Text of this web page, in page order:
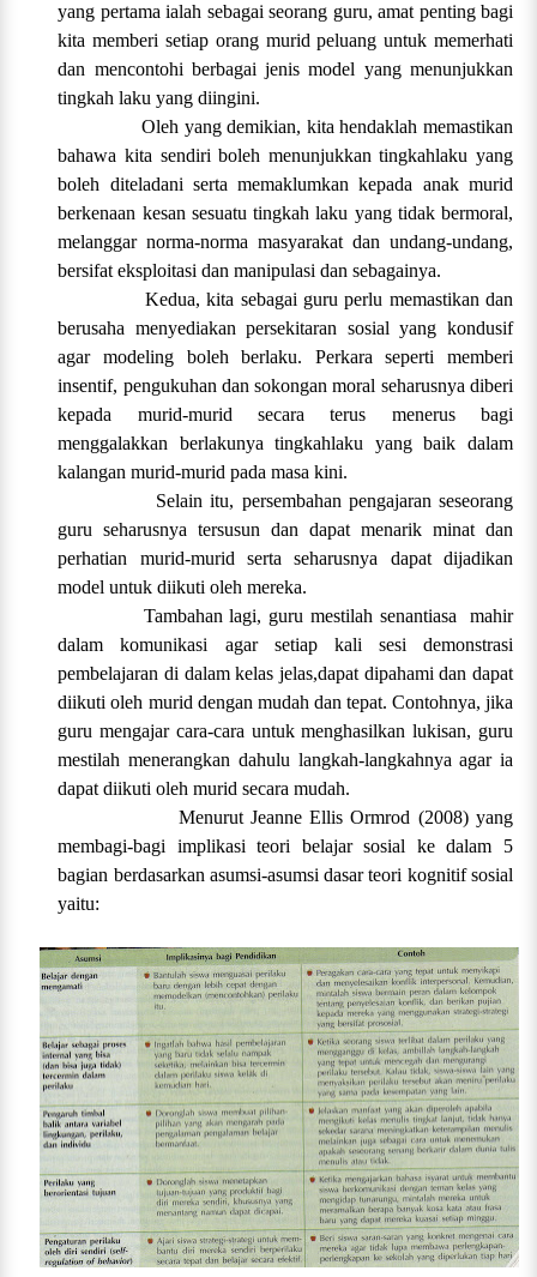
yang pertama ialah sebagai seorang guru, amat penting bagi
kita memberi setiap orang murid peluang untuk memerhati
dan mencontohi berbagai jenis model yang menunjukkan
tingkah laku yang diingini.
Oleh yang demikian, kita hendaklah memastikan
bahawa kita sendiri boleh menunjukkan tingkahlaku yang
boleh diteladani serta memaklumkan kepada anak murid
berkenaan kesan sesuatu tingkah laku yang tidak bermoral,
melanggar norma-norma masyarakat dan undang-undang,
bersifat eksploitasi dan manipulasi dan sebagainya.
Kedua, kita sebagai guru perlu memastikan dan
berusaha menyediakan persekitaran sosial yang kondusif
agar modeling boleh berlaku. Perkara seperti memberi
insentif, pengukuhan dan sokongan moral seharusnya diberi
kepada murid-murid secara terus menerus bagi
menggalakkan berlakunya tingkahlaku yang baik dalam
kalangan murid-murid pada masa kini.
Selain itu, persembahan pengajaran seseorang
guru seharusnya tersusun dan dapat menarik minat dan
perhatian murid-murid serta seharusnya dapat dijadikan
model untuk diikuti oleh mereka.
Tambahan lagi, guru mestilah senantiasa mahir
dalam komunikasi agar setiap kali sesi demonstrasi
pembelajaran di dalam kelas jelas,dapat dipahami dan dapat
diikuti oleh murid dengan mudah dan tepat. Contohnya, jika
guru mengajar cara-cara untuk menghasilkan lukisan, guru
mestilah menerangkan dahulu langkah-langkahnya agar ia
dapat diikuti oleh murid secara mudah.
Menurut Jeanne Ellis Ormrod (2008) yang
membagi-bagi implikasi teori belajar sosial ke dalam 5
bagian berdasarkan asumsi-asumsi dasar teori kognitif sosial
yaitu: